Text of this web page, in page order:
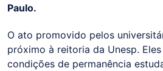
Paulo.
O ato promovido pelos
próximo à reitoria da Unesp.
condições de permanência